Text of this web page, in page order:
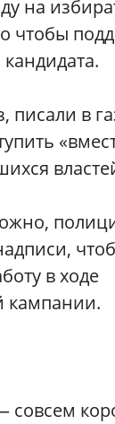
на
чтобы
писали в
в ходе
кампании.
совсем